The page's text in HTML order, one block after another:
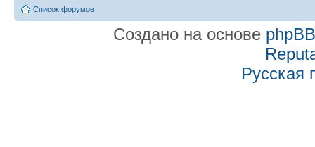
Список форумов
Создано на основе phpBB
Русская